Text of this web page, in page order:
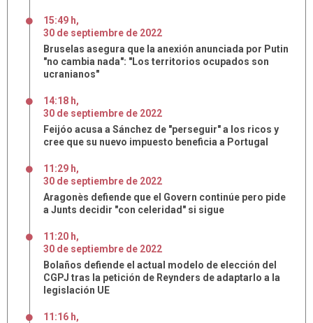
15:49 h,
30 de septiembre de 2022
Bruselas asegura que la anexión anunciada por Putin
"no cambia nada": "Los territorios ocupados son
ucranianos"
14:18 h,
30 de septiembre de 2022
Feijóo acusa a Sánchez de "perseguir" a los ricos y
cree que su nuevo impuesto beneficia a Portugal
11:29 h,
30 de septiembre de 2022
Aragonès defiende que el Govern continúe pero pide
a Junts decidir "con celeridad" si sigue
11:20 h,
30 de septiembre de 2022
Bolaños defiende el actual modelo de elección del
CGPJ tras la petición de Reynders de adaptarlo a la
legislación UE
11:16 h,